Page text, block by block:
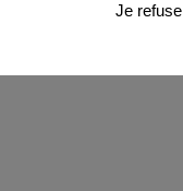
Je refuse